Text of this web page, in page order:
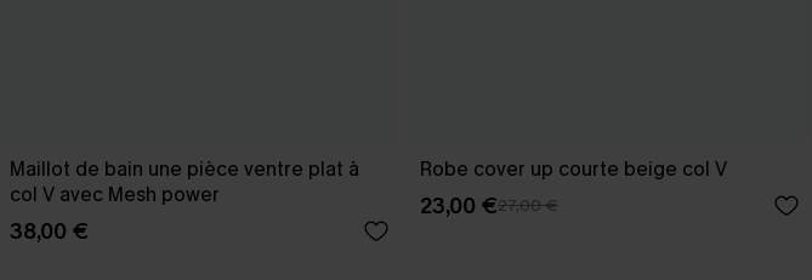
Maillot de bain une pièce ventre plat à
col V avec Mesh power
38,00 €
Robe cover up courte beige col V
23,00 €27,00 €